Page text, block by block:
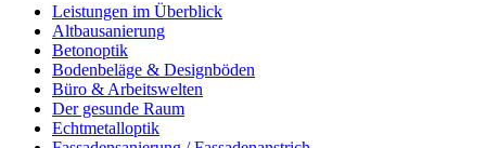
Leistungen im Überblick
Altbausanierung
Betonoptik
Bodenbeläge & Designböden
Büro & Arbeitswelten
Der gesunde Raum
Echtmetalloptik